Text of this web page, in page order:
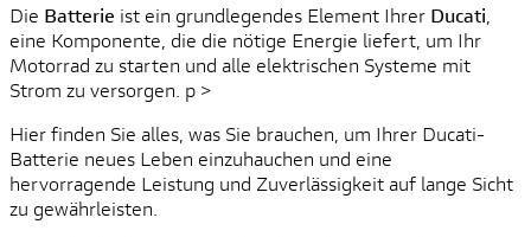
Die Batterie ist ein grundlegendes Element Ihrer Ducati
eine Komponente, die die nötige Energie liefert, um Ihr
Motorrad zu starten und alle elektrischen Systeme mit
Strom zu versorgen. p >
Hier finden Sie alles, was Sie brauchen, um Ihrer Ducati-
Batterie neues Leben einzuhauchen und eine
hervorragende Leistung und Zuverlässigkeit auf lange Sicht
zu gewährleisten.